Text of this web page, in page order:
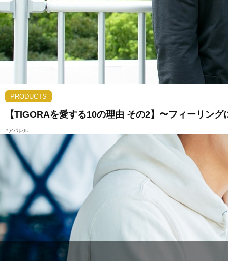
PRODUCTS
【TIGORAを愛する10の理由 その2】〜フィーリン
#アパレル